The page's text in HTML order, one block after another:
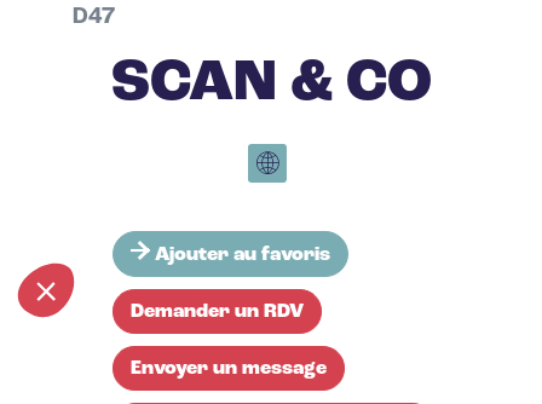
D47
SCAN & CO
Ajouter au favoris
Demander un RDV
Envoyer un message